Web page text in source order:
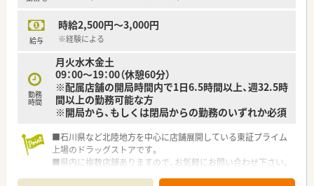
給与
時給2,500円～3,000円
※経験による
勤務
時間
月火水木金土
09：00～19：00（休憩60分）
※配属店舗の開局時間内で1日6.5時間以上、週32.5時
間以上の勤務可能な方
※開局から、もしくは閉局からの勤務のいずれか必須
■石川県など北陸地方を中心に店舗展開している東証プライム
上場のドラッグストアです。
■県内に複数店舗ありますので、お気軽にお問い合わせ下さい。